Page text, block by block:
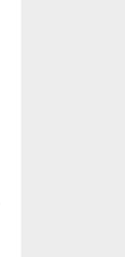
Wali Kota
ruang